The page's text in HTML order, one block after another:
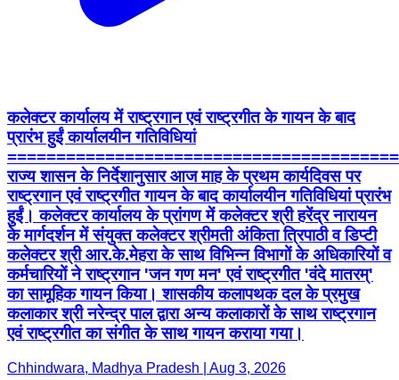
कलेक्टर कार्यालय में राष्ट्रगान एवं राष्ट्रगीत के गायन के बाद
हुईं। कलेक्टर कार्यालय के प्रांगण में कलेक्टर श्री हरेंद्र नारायन
के मार्गदर्शन में संयुक्त कलेक्टर श्रीमती अंकिता त्रिपाठी व डिप्टी
कलेक्टर श्री आर.के.मेहरा के साथ विभिन्न विभागों के अधिकारियों व
कर्मचारियों ने राष्ट्रगान 'जन गण मन' एवं राष्ट्रगीत 'वंदे मातरम्'
का सामूहिक गायन किया। शासकीय कलापथक दल के प्रमुख
कलाकार श्री नरेन्द्र पाल द्वारा अन्य कलाकारों के साथ राष्ट्रगान
एवं राष्ट्रगीत का संगीत के साथ गायन कराया गया।
Chhindwara, Madhya Pradesh | Aug 3, 2026